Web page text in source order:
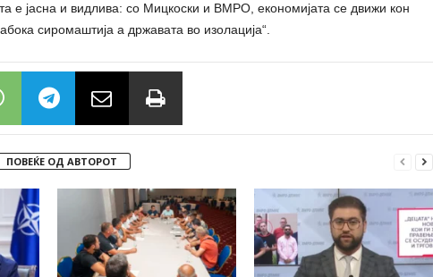
е јасна и видлива: со Мицкоски и ВМРО, економијата се движи кон
сиромаштија а државата во изолација“.
ПОВЕЌЕ ОД АВТОРОТ